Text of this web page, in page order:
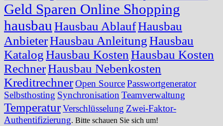
Geld Sparen Online Shopping
hausbau Hausbau AblaufHausbau
AnbieterHausbau AnleitungHausbau
KatalogHausbau Kosten Hausbau Kosten
RechnerHausbau Nebenkosten
KreditrechnerOpen SourcePasswortgenerator
Selbsthosting Synchronisation Teamverwaltung
TemperaturVerschlüsselung Zwei-Faktor-
Authentifizierung. Bitte schauen Sie sich um!